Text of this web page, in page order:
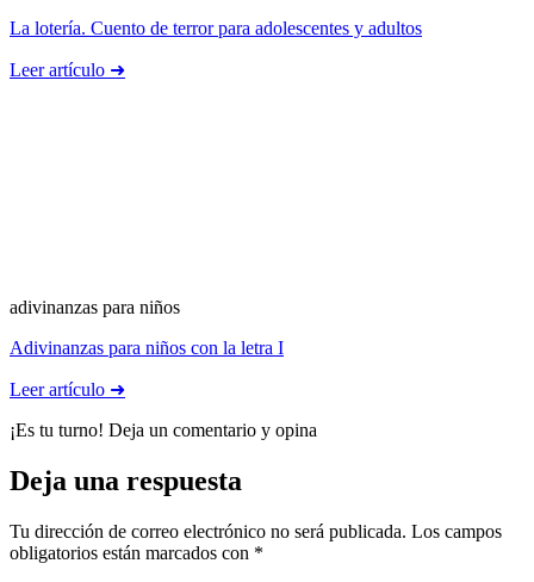
La lotería. Cuento de terror para adolescentes y adultos
Leer artículo ➜
adivinanzas para niños
Adivinanzas para niños con la letra I
Leer artículo ➜
¡Es tu turno! Deja un comentario y opina
Deja una respuesta
Tu dirección de correo electrónico no será publicada. Los campos
obligatorios están marcados con *